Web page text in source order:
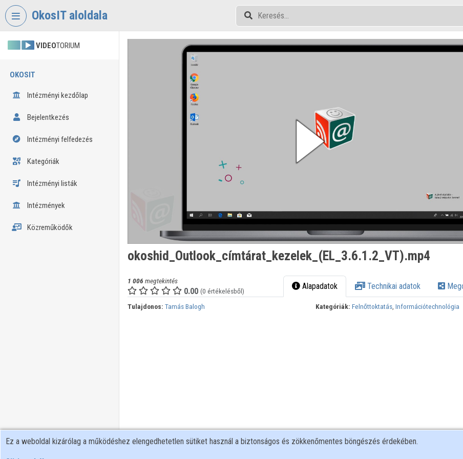
Fejléc kihagyása
OkosIT aloldala
VIDEOTORIUM
OKOSIT
Intézményi kezdőlap
Bejelentkezés
Intézményi felfedezés
Kategóriák
Intézményi listák
Intézmények
Közreműködők
okoshid_Outlook_címtárat_kezelek_(EL_3.6.1.2_VT).mp4
1 006 megtekintés
0.00 (0 értékelésből) Alapadatok Technikai adatok
Tulajdonos: Tamás Balogh Kategóriák: Felnőttoktatás,Információtechnológia
Ez a weboldal kizárólag a működéshez elengedhetetlen sütiket használ a biztonságos és zökkenőmentes böngészés érdekében.